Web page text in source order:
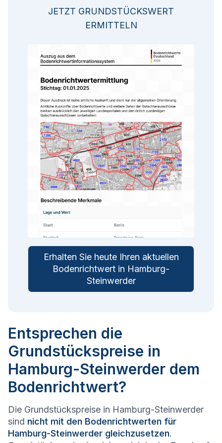
JETZT GRUNDSTÜCKSWERT
ERMITTELN
Erhalten Sie heute Ihren aktuellen
Bodenrichtwert in Hamburg-
Steinwerder
Entsprechen die
Grundstückspreise in
Hamburg-Steinwerder dem
Bodenrichtwert?
Die Grundstückspreise in Hamburg-Steinwerder
sind nicht mit den Bodenrichtwerten für
Hamburg-Steinwerder gleichzusetzen.